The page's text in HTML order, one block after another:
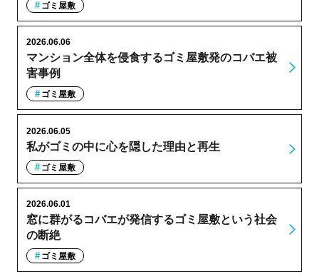
ゴミ屋敷
マンション全体を侵食するゴミ屋敷発のコバエ被
害事例
2026.06.06
ゴミ屋敷
私がゴミの中に心を隠した理由と再生
2026.06.05
ゴミ屋敷
窓に群がるコバエが発信するゴミ屋敷という社会
の断絶
2026.06.01
ゴミ屋敷